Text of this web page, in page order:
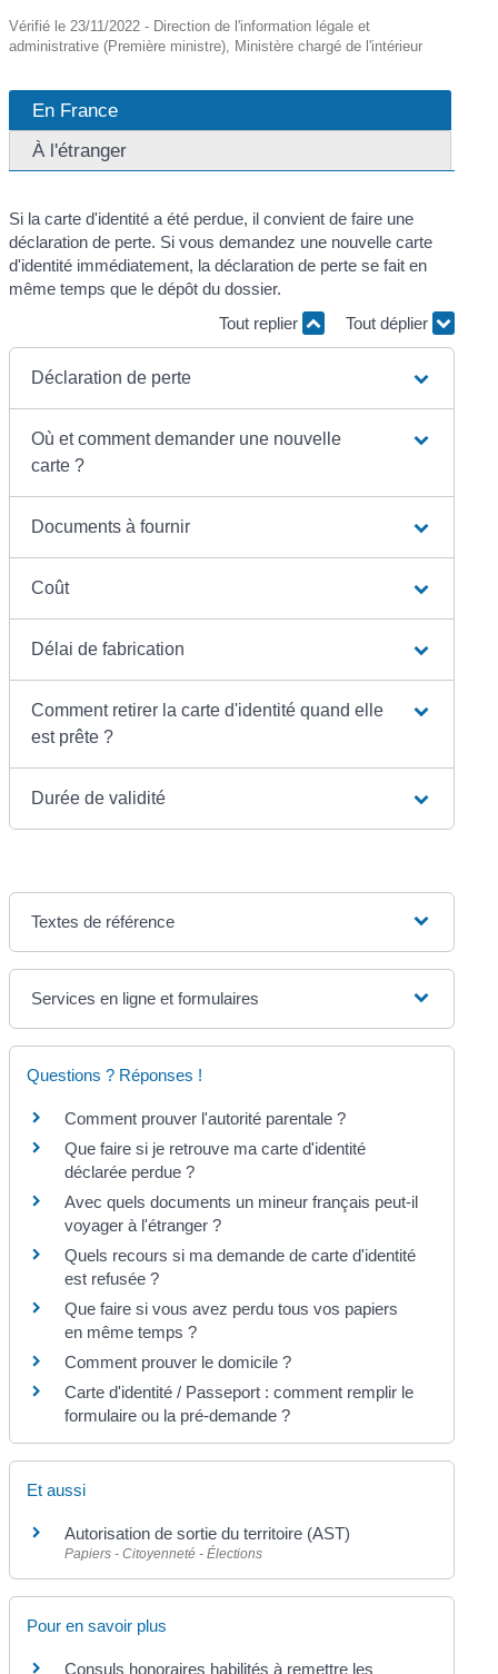
Vérifié le 23/11/2022 - Direction de l'information légale et
administrative (Première ministre), Ministère chargé de l'intérieur
En France
À l'étranger
Si la carte d'identité a été perdue, il convient de faire une
déclaration de perte. Si vous demandez une nouvelle carte
d'identité immédiatement, la déclaration de perte se fait en
même temps que le dépôt du dossier.
Tout replier
Tout déplier
Déclaration de perte
Où et comment demander une nouvelle
carte ?
Documents à fournir
Coût
Délai de fabrication
Comment retirer la carte d'identité quand elle
est prête ?
Durée de validité
Textes de référence
Services en ligne et formulaires
Questions ? Réponses !
Comment prouver l'autorité parentale ?
Que faire si je retrouve ma carte d'identité
déclarée perdue ?
Avec quels documents un mineur français peut-il
voyager à l'étranger ?
Quels recours si ma demande de carte d'identité
est refusée ?
Que faire si vous avez perdu tous vos papiers
en même temps ?
Comment prouver le domicile ?
Carte d'identité / Passeport : comment remplir le
formulaire ou la pré-demande ?
Et aussi
Autorisation de sortie du territoire (AST)
Papiers - Citoyenneté - Élections
Pour en savoir plus
Consuls honoraires habilités à remettre les